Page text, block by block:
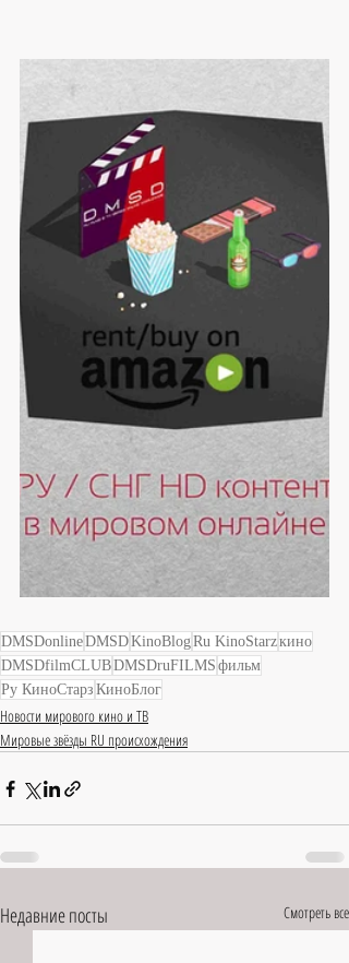
DMSDonlineDMSDKinoBlogRu KinoStarzкино
DMSDfilmCLUBDMSDruFILMS фильм
Ру КиноСтарз КиноБлог
Новости мирового кино и ТВ
Мировые звёзды RU происхождения
Недавние посты Смотреть все